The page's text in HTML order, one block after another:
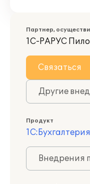
Партнер,
1С-РАРУС
Связаться
Другие
Продукт
Внедрения